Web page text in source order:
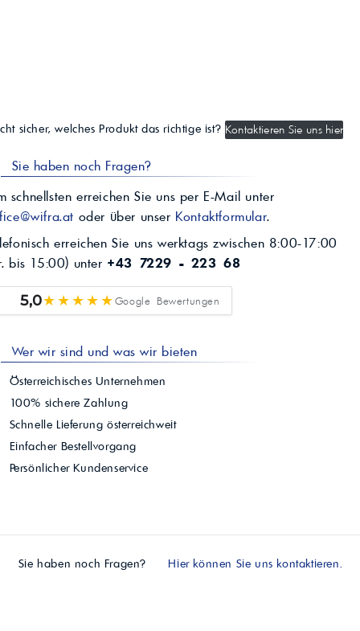
sicher, welches Produkt das richtige ist? Kontaktieren Sie uns hier
Sie haben noch Fragen?
schnellsten erreichen Sie uns per E-Mail unter
oder über unser Kontaktformular.
erreichen Sie uns werktags zwischen 8:00-17:00
bis 15:00) unter +43 7229 - 223 68
5,0★★★★★Google Bewertungen
Wer wir sind und was wir bieten
Österreichisches Unternehmen
100% sichere Zahlung
Schnelle Lieferung österreichweit
Einfacher Bestellvorgang
Persönlicher Kundenservice
Sie haben noch Fragen? Hier können Sie uns kontaktieren.